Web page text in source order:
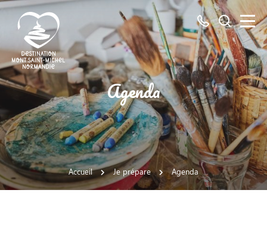
Destination
Mont
Saint-
Michel
Normandie
Tous
les
numéros
ici
Je
Agenda
Accueil Je prépare Agenda